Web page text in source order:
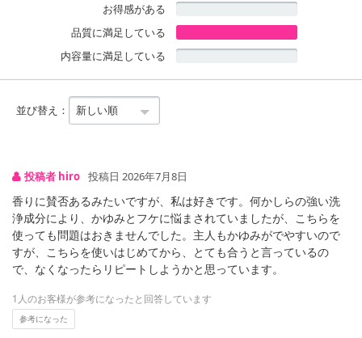
お得感がある
品質に満足している
内容量に満足している
並び替え：
投稿者 hiro 投稿日 2026年7月8日
香りに賛否あるみたいですが、私は好きです。何かしらの強い洗
浄成分により、かゆみとフケに悩まされていましたが、こちらを
使っても問題はおきませんでした。主人もかゆみがでやすいので
すが、こちらを使いはじめてから、とても合うと言っているの
で、なくなったらリピートしようかと思っています。
1人のお客様が参考になったと回答しています
参考になった